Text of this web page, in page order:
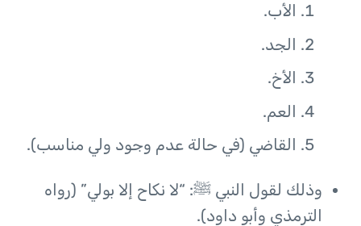
الأب.
الجد.
الأخ.
العم.
القاضي (في حالة عدم وجود ولي مناسب).
وذلك لقول النبي ﷺ: “لا نكاح إلا بولي” (رواه
الترمذي وأبو داود).